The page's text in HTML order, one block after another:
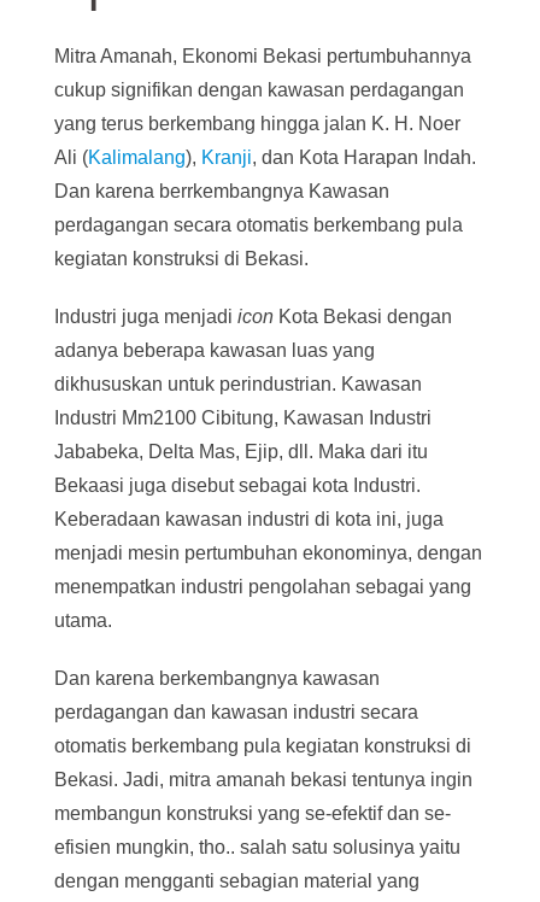
Mitra Amanah, Ekonomi Bekasi pertumbuhannya
cukup signifikan dengan kawasan perdagangan
yang terus berkembang hingga jalan K. H. Noer
Ali (Kalimalang), Kranji, dan Kota Harapan Indah.
Dan karena berrkembangnya Kawasan
perdagangan secara otomatis berkembang pula
kegiatan konstruksi di Bekasi.
Industri juga menjadi icon Kota Bekasi dengan
adanya beberapa kawasan luas yang
dikhususkan untuk perindustrian. Kawasan
Industri Mm2100 Cibitung, Kawasan Industri
Jababeka, Delta Mas, Ejip, dll. Maka dari itu
Bekaasi juga disebut sebagai kota Industri.
Keberadaan kawasan industri di kota ini, juga
menjadi mesin pertumbuhan ekonominya, dengan
menempatkan industri pengolahan sebagai yang
utama.
Dan karena berkembangnya kawasan
perdagangan dan kawasan industri secara
otomatis berkembang pula kegiatan konstruksi di
Bekasi. Jadi, mitra amanah bekasi tentunya ingin
membangun konstruksi yang se-efektif dan se-
efisien mungkin, tho.. salah satu solusinya yaitu
dengan mengganti sebagian material yang